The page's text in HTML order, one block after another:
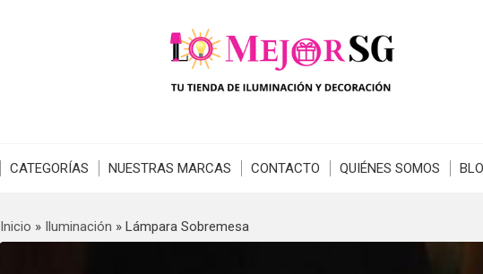
CATEGORÍAS NUESTRAS MARCAS CONTACTO QUIÉNES SOMOS
Inicio » Iluminación » Lámpara Sobremesa